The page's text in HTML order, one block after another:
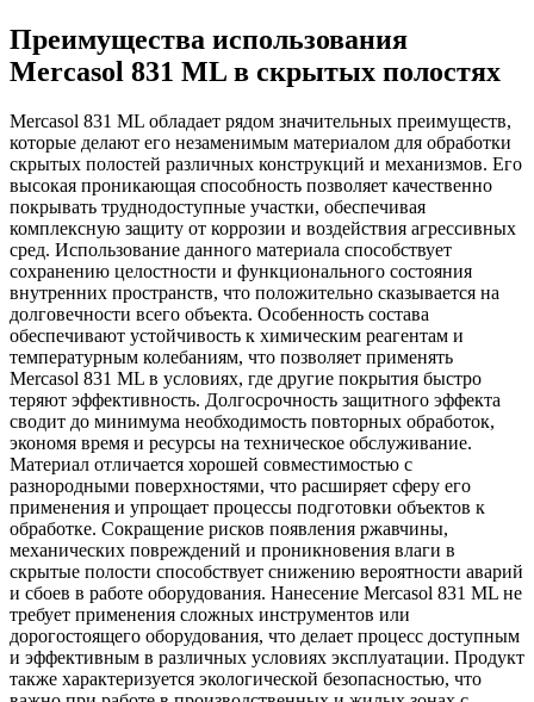
Преимущества использования
Mercasol 831 ML в скрытых полостях
Mercasol 831 ML обладает рядом значительных преимуществ,
которые делают его незаменимым материалом для обработки
скрытых полостей различных конструкций и механизмов. Его
высокая проникающая способность позволяет качественно
покрывать труднодоступные участки, обеспечивая
комплексную защиту от коррозии и воздействия агрессивных
сред. Использование данного материала способствует
сохранению целостности и функционального состояния
внутренних пространств, что положительно сказывается на
долговечности всего объекта. Особенность состава
обеспечивают устойчивость к химическим реагентам и
температурным колебаниям, что позволяет применять
Mercasol 831 ML в условиях, где другие покрытия быстро
теряют эффективность. Долгосрочность защитного эффекта
сводит до минимума необходимость повторных обработок,
экономя время и ресурсы на техническое обслуживание.
Материал отличается хорошей совместимостью с
разнородными поверхностями, что расширяет сферу его
применения и упрощает процессы подготовки объектов к
обработке. Сокращение рисков появления ржавчины,
механических повреждений и проникновения влаги в
скрытые полости способствует снижению вероятности аварий
и сбоев в работе оборудования. Нанесение Mercasol 831 ML не
требует применения сложных инструментов или
дорогостоящего оборудования, что делает процесс доступным
и эффективным в различных условиях эксплуатации. Продукт
также характеризуется экологической безопасностью, что